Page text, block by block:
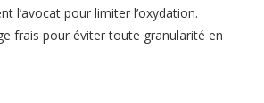
l’avocat pour limiter l’oxydation.
frais pour éviter toute granularité en